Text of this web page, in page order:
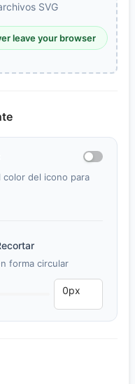
SVG
leave your browser
color del icono para
forma circular